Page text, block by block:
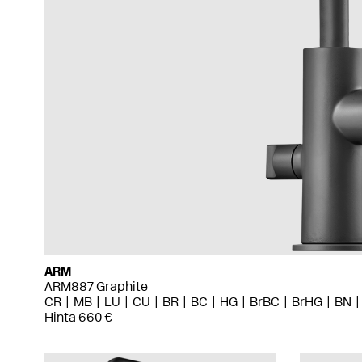
ARM
ARM887 Graphite
CR
MB LU CU BR BC HG BrBC BrHG
BN
Hinta 660 €